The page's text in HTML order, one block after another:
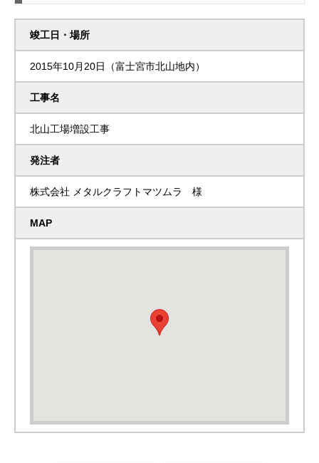
竣工日・場所
2015年10月20日（富士宮市北山地内）
工事名
北山工場増設工事
発注者
株式会社 メタルクラフトマツムラ 様
MAP